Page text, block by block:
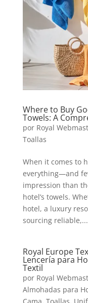
Where to Buy
Towels: A
por Royal
Toallas
When it comes to
everything—and
impression than
hotel’s towels.
hotel, a luxury
sourcing reliable,...
Royal Europe
Lencería para
Textil
por Royal
Almohadas para